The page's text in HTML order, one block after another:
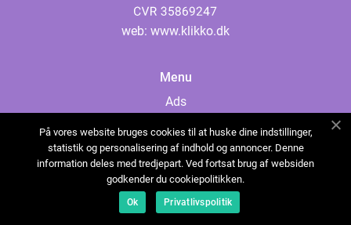
web: www.klikko.dk
Menu
Ads
Cookies
Contact
Sitemap
På vores website bruges cookies til at huske dine indstillinger,
statistik og personalisering af indhold og annoncer. Denne
information deles med tredjepart. Ved fortsat brug af websiden
godkender du cookiepolitikken.
Ok Privatlivspolitik